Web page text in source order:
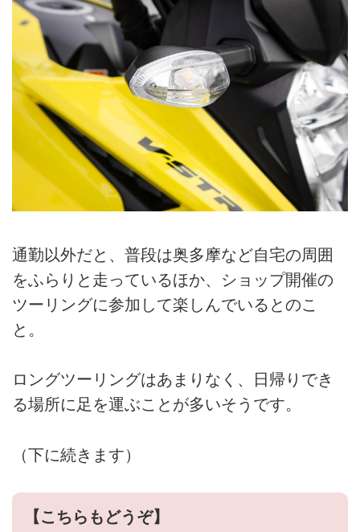
通勤以外だと、普段は奥多摩など自宅の周囲
をふらりと走っているほか、ショップ開催の
ツーリングに参加して楽しんでいるとのこ
と。
ロングツーリングはあまりなく、日帰りでき
る場所に足を運ぶことが多いそうです。
（下に続きます）
【こちらもどうぞ】